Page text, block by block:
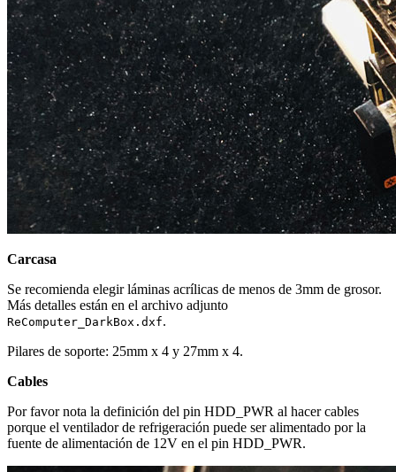
Carcasa
Se recomienda elegir láminas acrílicas de menos de 3mm de grosor.
Más detalles están en el archivo adjunto
ReComputer_DarkBox.dxf.
Pilares de soporte: 25mm x 4 y 27mm x 4.
Cables
Por favor nota la definición del pin HDD_PWR al hacer cables
porque el ventilador de refrigeración puede ser alimentado por la
fuente de alimentación de 12V en el pin HDD_PWR.